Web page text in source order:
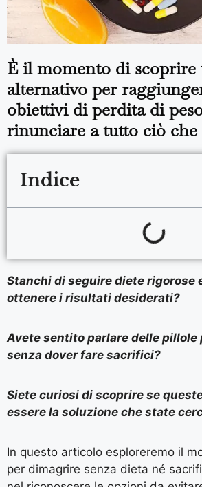
È il momento di scoprire
alternativo per
obiettivi di perdita di
rinunciare a tutto ciò che
Indice
Stanchi di seguire diete rigorose
ottenere i risultati desiderati?
Avete sentito parlare delle pillole
senza dover fare sacrifici?
Siete curiosi di scoprire se
essere la soluzione che state
In questo articolo esploreremo il
per dimagrire senza dieta né